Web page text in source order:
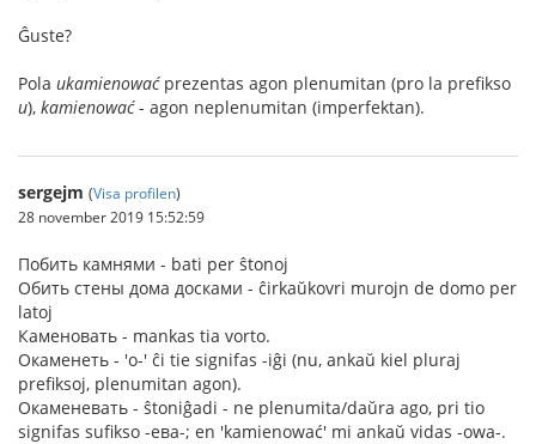
Ĝuste?
Pola ukamienowaćprezentas agon plenumitan (pro la prefikso
u), kamienować- agon neplenumitan (imperfektan).
sergejm (Visa profilen)
28 november 2019 15:52:59
Побить камнями - bati per ŝtonoj
Обить стены дома досками - ĉirkaŭkovri murojn de domo per
latoj
Каменовать - mankas tia vorto.
Окаменеть - 'о-' ĉi tie signifas -iĝi (nu, ankaŭ kiel pluraj
prefiksoj, plenumitan agon).
Окаменевать - ŝtoniĝadi - ne plenumita/daŭra ago, pri tio
signifas sufikso -ева-; en 'kamienować' mi ankaŭ vidas -owa-.